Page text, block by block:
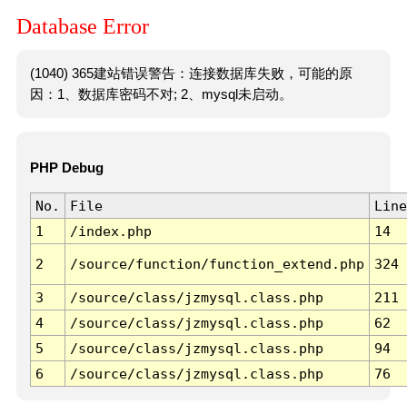
Database Error
(1040) 365建站错误警告：连接数据库失败，可能的原
因：1、数据库密码不对; 2、mysql未启动。
PHP Debug
No. File
Line
1
/index.php 14
2 /source/function/function_extend.php 324
3 /source/class/jzmysql.class.php
211
4
/source/class/jzmysql.class.php
62
5
/source/class/jzmysql.class.php
94
6
/source/class/jzmysql.class.php 76